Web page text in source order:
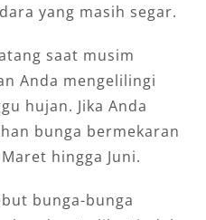
yang masih segar.
saat musim
Anda mengelilingi
hujan. Jika Anda
bunga bermekaran
hingga Juni.
bunga-bunga